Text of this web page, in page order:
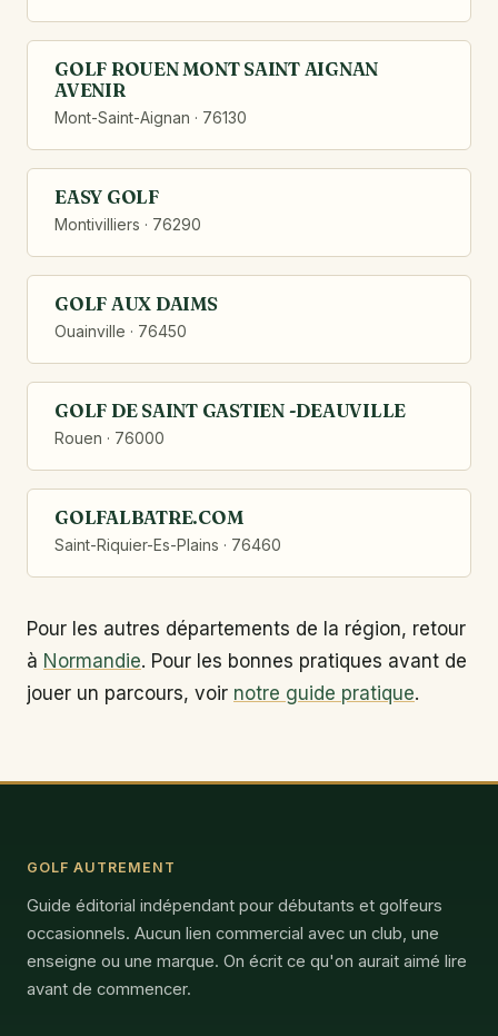
GOLF ROUEN MONT SAINT AIGNAN
AVENIR
Mont-Saint-Aignan · 76130
EASY GOLF
Montivilliers · 76290
GOLF AUX DAIMS
Ouainville · 76450
GOLF DE SAINT GASTIEN -DEAUVILLE
Rouen · 76000
GOLFALBATRE.COM
Saint-Riquier-Es-Plains · 76460
Pour les autres départements de la région, retour
à Normandie. Pour les bonnes pratiques avant de
jouer un parcours, voir notre guide pratique.
GOLF AUTREMENT
Guide éditorial indépendant pour débutants et golfeurs
occasionnels. Aucun lien commercial avec un club, une
enseigne ou une marque. On écrit ce qu'on aurait aimé lire
avant de commencer.